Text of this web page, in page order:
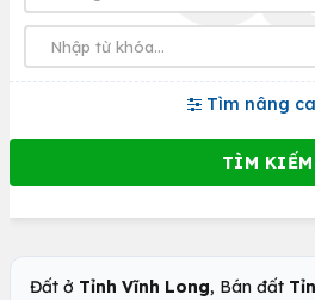
Tìm nâng
Đất ở Tỉnh Vĩnh Long, Bán đất